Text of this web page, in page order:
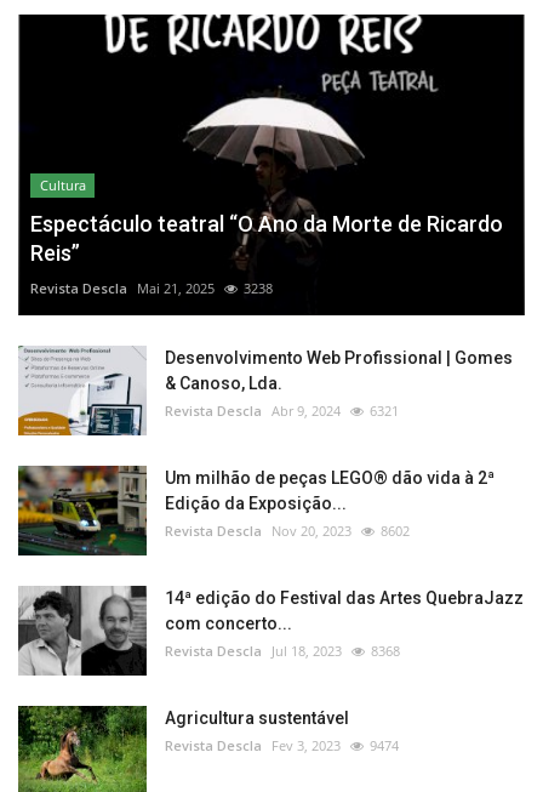
Cultura
Espectáculo teatral “O Ano da Morte de Ricardo
Reis”
Revista Descla Mai 21, 2025 3238
Desenvolvimento Web Profissional | Gomes
& Canoso, Lda.
Revista Descla Abr 9, 2024 6321
Um milhão de peças LEGO® dão vida à 2ª
Edição da Exposição...
Revista Descla Nov 20, 2023 8602
14ª edição do Festival das Artes QuebraJazz
com concerto...
Revista Descla Jul 18, 2023 8368
Agricultura sustentável
Revista Descla Fev 3, 2023 9474